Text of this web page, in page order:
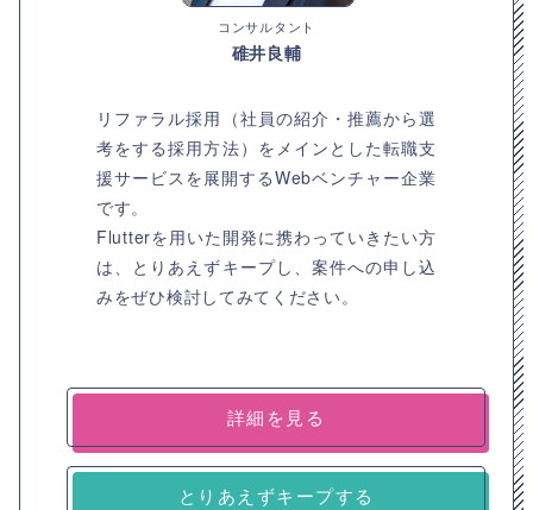
コンサルタント
碓井良輔
リファラル採用（社員の紹介・推薦から選
考をする採用方法）をメインとした転職支
援サービスを展開するWebベンチャー企業
です。
Flutterを用いた開発に携わっていきたい方
は、とりあえずキープし、案件への申し込
みをぜひ検討してみてください。
詳細を見る
とりあえずキープする